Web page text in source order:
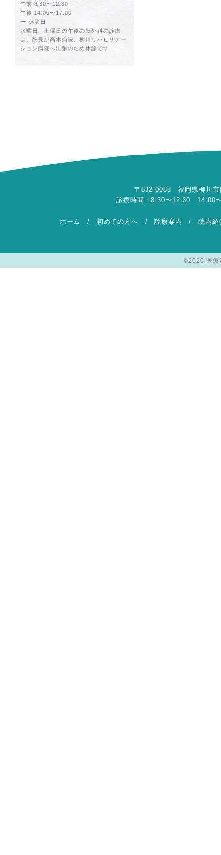
午前 8:30〜12:30
午後 14:00〜17:00
ー 休診日
水曜日、土曜日の午後の脳外科の診療
は、院長が高木病院、柳川リハビリテー
ション病院へ出張のため休診です
〒832-0088 福岡県柳川
診療時間：8:30〜12:30 14:00
ホーム / 初めての方へ / 診療案内 / 院内紹
©2020 医療